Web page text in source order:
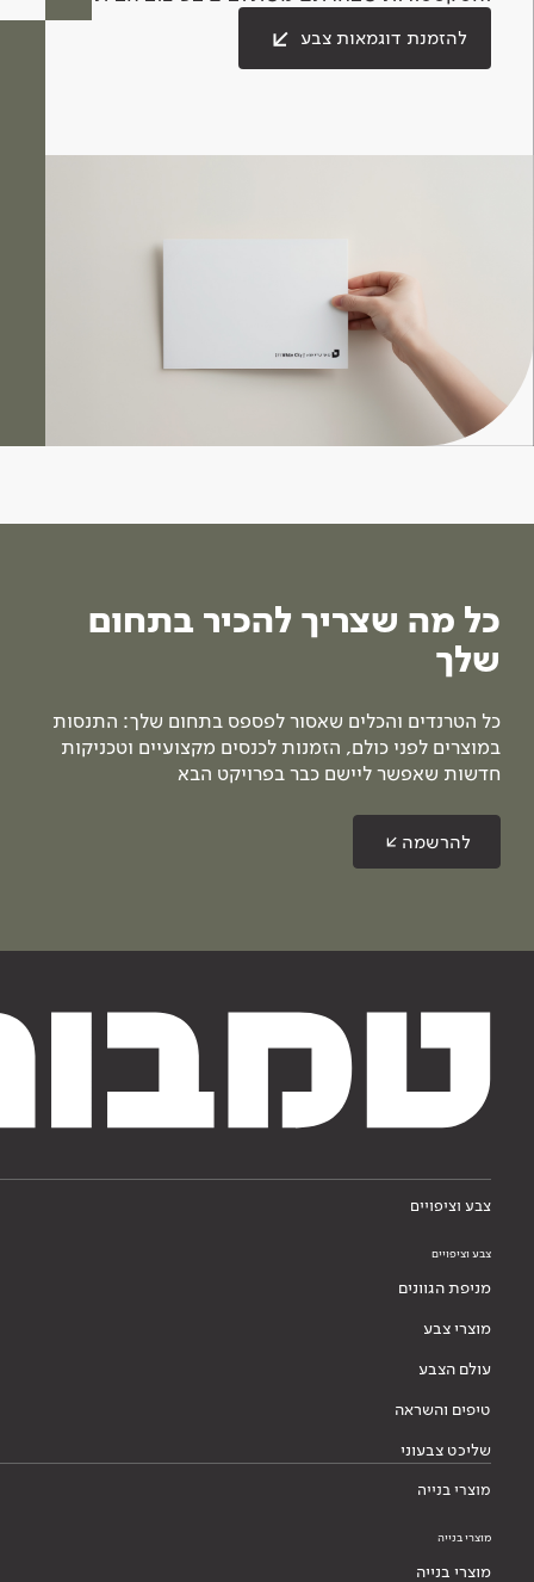
להזמנת דוגמאות צבע
כל מה שצריך להכיר בתחום
שלך
כל הטרנדים והכלים שאסור לפספס בתחום שלך: התנסות
במוצרים לפני כולם, הזמנות לכנסים מקצועיים וטכניקות
חדשות שאפשר ליישם כבר בפרויקט הבא
להרשמה
צבע וציפויים
צבע וציפויים
מניפת הגוונים
מוצרי צבע
עולם הצבע
טיפים והשראה
שליכט צבעוני
מוצרי בנייה
מוצרי בנייה
מוצרי בנייה